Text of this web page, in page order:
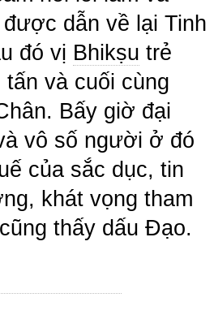
dẫn về lại Tinh
đó vị Bhikṣu trẻ
và cuối cùng
Bấy giờ đại
vô số người ở đó
của sắc dục, tin
khát vọng tham
thấy dấu Đạo.